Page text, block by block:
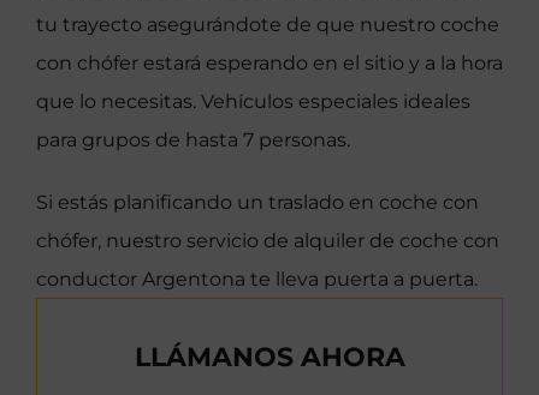
tu trayecto asegurándote de que nuestro coche
con chófer estará esperando en el sitio y a la hora
que lo necesitas. Vehículos especiales ideales
para grupos de hasta 7 personas.
Si estás planificando un traslado en coche con
chófer, nuestro servicio de alquiler de coche con
conductor Argentona te lleva puerta a puerta.
LLÁMANOS AHORA